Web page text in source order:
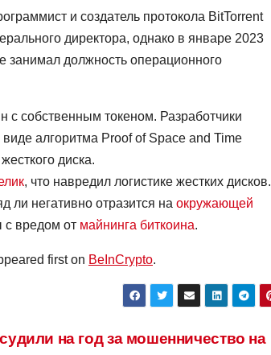
и создатель протокола BitTorrent
директора, однако в январе 2023
должность операционного
собственным токеном. Разработчики
виде алгоритма Proof of Space and Time
диска.
, что навредил логистике жестких дисков.
ли негативно отразится на окружающей
с вредом от майнинга биткоина.
first on BeInCrypto.
на год за мошенничество на